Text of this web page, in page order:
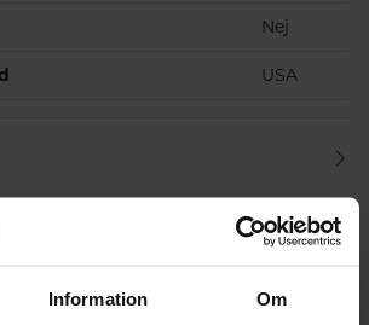
Information Om
Nej
USA